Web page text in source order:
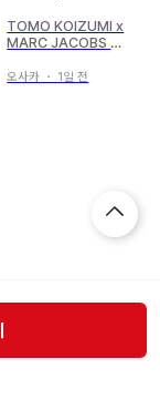
TOMO KOIZUMI x
MARC JACOBS 프
오사카 ・ 1일 전